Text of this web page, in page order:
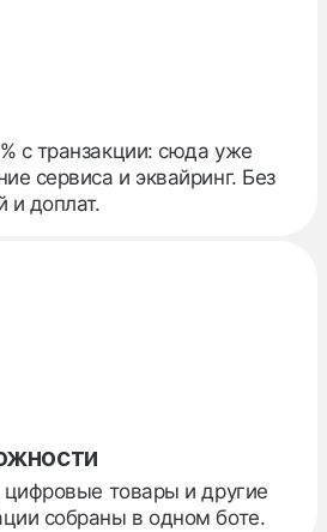
с транзакции: сюда уже
сервиса и эквайринг. Без
и доплат.
товары и другие
собраны в одном боте.